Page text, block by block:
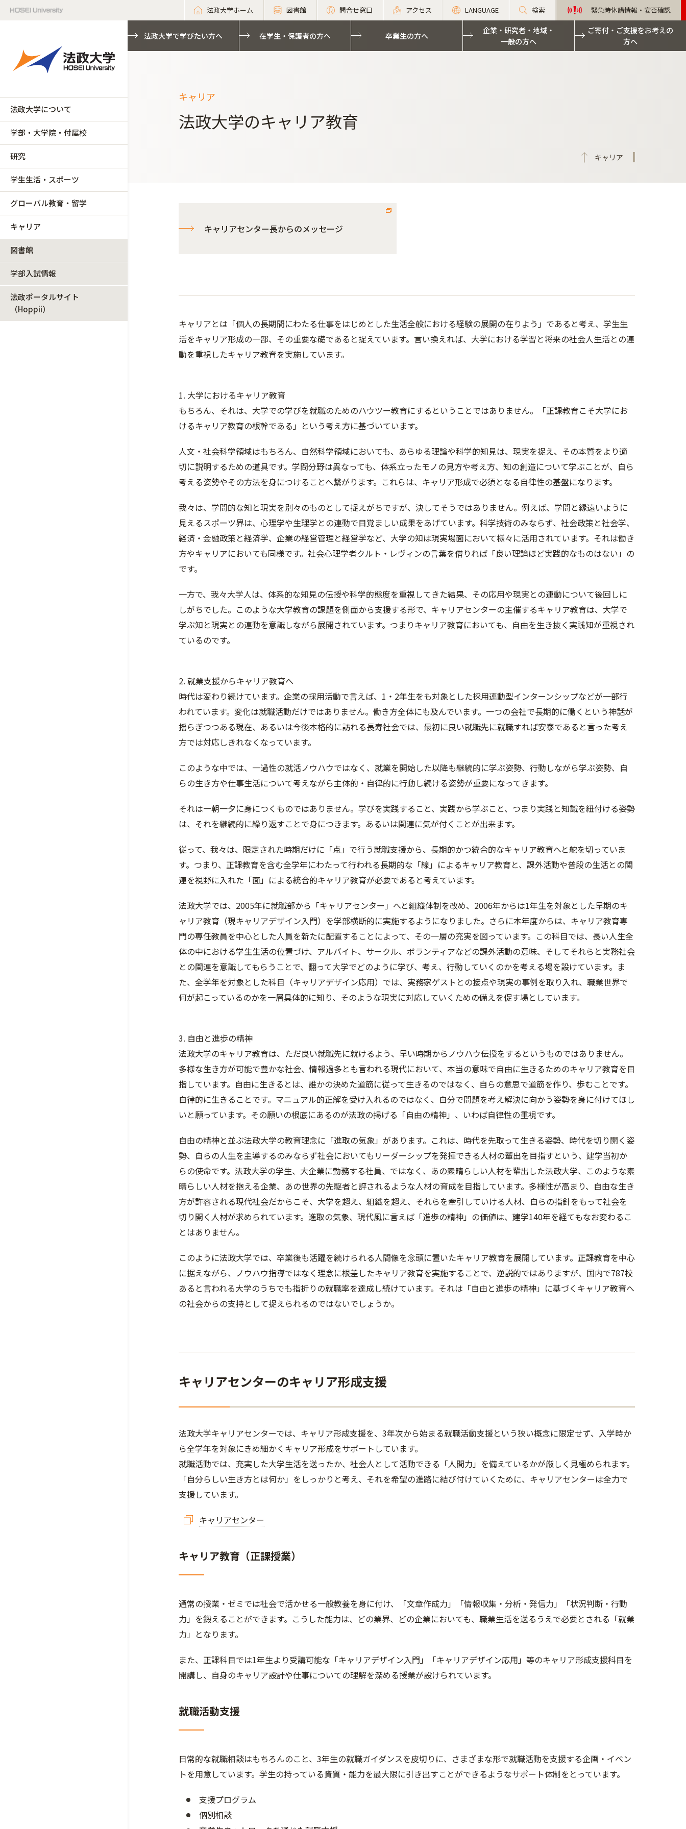
法政大学ホーム 図書館 問合せ窓口 アクセス LANGUAGE 検索 緊急時休講情報・安否確認
法政大学について
学部・大学院・付属校
研究
学生生活・スポーツ
グローバル教育・留学
キャリア
図書館
学部入試情報
法政ポータルサイト
（Hoppii）
法政大学で学びたい方へ 在学生・保護者の方へ 卒業生の方へ
企業・研究者・地域・
一般の方へ
ご寄付・ご支援をお考えの
方へ
キャリア
法政大学のキャリア教育
キャリア
キャリアセンター長からのメッセージ
キャリアとは「個人の長期間にわたる仕事をはじめとした生活全般における経験の展開の在りよう」であると考え、学生生
活をキャリア形成の一部、その重要な礎であると捉えています。言い換えれば、大学における学習と将来の社会人生活との連
動を重視したキャリア教育を実施しています。
1. 大学におけるキャリア教育
もちろん、それは、大学での学びを就職のためのハウツー教育にするということではありません。「正課教育こそ大学にお
けるキャリア教育の根幹である」という考え方に基づいています。
人文・社会科学領域はもちろん、自然科学領域においても、あらゆる理論や科学的知見は、現実を捉え、その本質をより適
切に説明するための道具です。学問分野は異なっても、体系立ったモノの見方や考え方、知の創造について学ぶことが、自ら
考える姿勢やその方法を身につけることへ繋がります。これらは、キャリア形成で必須となる自律性の基盤になります。
我々は、学問的な知と現実を別々のものとして捉えがちですが、決してそうではありません。例えば、学問と縁遠いように
見えるスポーツ界は、心理学や生理学との連動で目覚ましい成果をあげています。科学技術のみならず、社会政策と社会学、
経済・金融政策と経済学、企業の経営管理と経営学など、大学の知は現実場面において様々に活用されています。それは働き
方やキャリアにおいても同様です。社会心理学者クルト・レヴィンの言葉を借りれば「良い理論ほど実践的なものはない」の
です。
一方で、我々大学人は、体系的な知見の伝授や科学的態度を重視してきた結果、その応用や現実との連動について後回しに
しがちでした。このような大学教育の課題を側面から支援する形で、キャリアセンターの主催するキャリア教育は、大学で
学ぶ知と現実との連動を意識しながら展開されています。つまりキャリア教育においても、自由を生き抜く実践知が重視され
ているのです。
2. 就業支援からキャリア教育へ
時代は変わり続けています。企業の採用活動で言えば、1・2年生をも対象とした採用連動型インターンシップなどが一部行
われています。変化は就職活動だけではありません。働き方全体にも及んでいます。一つの会社で長期的に働くという神話が
揺らぎつつある現在、あるいは今後本格的に訪れる長寿社会では、最初に良い就職先に就職すれば安泰であると言った考え
方では対応しきれなくなっています。
このような中では、一過性の就活ノウハウではなく、就業を開始した以降も継続的に学ぶ姿勢、行動しながら学ぶ姿勢、自
らの生き方や仕事生活について考えながら主体的・自律的に行動し続ける姿勢が重要になってきます。
それは一朝一夕に身につくものではありません。学びを実践すること、実践から学ぶこと、つまり実践と知識を紐付ける姿勢
は、それを継続的に繰り返すことで身につきます。あるいは関連に気が付くことが出来ます。
従って、我々は、限定された時期だけに「点」で行う就職支援から、長期的かつ統合的なキャリア教育へと舵を切っていま
す。つまり、正課教育を含む全学年にわたって行われる長期的な「線」によるキャリア教育と、課外活動や普段の生活との関
連を視野に入れた「面」による統合的キャリア教育が必要であると考えています。
法政大学では、2005年に就職部から「キャリアセンター」へと組織体制を改め、2006年からは1年生を対象とした早期のキ
ャリア教育（現キャリアデザイン入門）を学部横断的に実施するようになりました。さらに本年度からは、キャリア教育専
門の専任教員を中心とした人員を新たに配置することによって、その一層の充実を図っています。この科目では、長い人生全
体の中における学生生活の位置づけ、アルバイト、サークル、ボランティアなどの課外活動の意味、そしてそれらと実務社会
との関連を意識してもらうことで、翻って大学でどのように学び、考え、行動していくのかを考える場を設けています。ま
た、全学年を対象とした科目（キャリアデザイン応用）では、実務家ゲストとの接点や現実の事例を取り入れ、職業世界で
何が起こっているのかを一層具体的に知り、そのような現実に対応していくための備えを促す場としています。
3. 自由と進歩の精神
法政大学のキャリア教育は、ただ良い就職先に就けるよう、早い時期からノウハウ伝授をするというものではありません。
多様な生き方が可能で豊かな社会、情報過多とも言われる現代において、本当の意味で自由に生きるためのキャリア教育を目
指しています。自由に生きるとは、誰かの決めた道筋に従って生きるのではなく、自らの意思で道筋を作り、歩むことです。
自律的に生きることです。マニュアル的正解を受け入れるのではなく、自分で問題を考え解決に向かう姿勢を身に付けてほし
いと願っています。その願いの根底にあるのが法政の掲げる「自由の精神」、いわば自律性の重視です。
自由の精神と並ぶ法政大学の教育理念に「進取の気象」があります。これは、時代を先取って生きる姿勢、時代を切り開く姿
勢、自らの人生を主導するのみならず社会においてもリーダーシップを発揮できる人材の輩出を目指すという、建学当初か
らの使命です。法政大学の学生、大企業に勤務する社員、ではなく、あの素晴らしい人材を輩出した法政大学、このような素
晴らしい人材を抱える企業、あの世界の先駆者と評されるような人材の育成を目指しています。多様性が高まり、自由な生き
方が許容される現代社会だからこそ、大学を超え、組織を超え、それらを牽引していける人材、自らの指針をもって社会を
切り開く人材が求められています。進取の気象、現代風に言えば「進歩の精神」の価値は、建学140年を経てもなお変わるこ
とはありません。
このように法政大学では、卒業後も活躍を続けられる人間像を念頭に置いたキャリア教育を展開しています。正課教育を中心
に据えながら、ノウハウ指導ではなく理念に根差したキャリア教育を実施することで、逆説的ではありますが、国内で787校
あると言われる大学のうちでも指折りの就職率を達成し続けています。それは「自由と進歩の精神」に基づくキャリア教育へ
の社会からの支持として捉えられるのではないでしょうか。
キャリアセンターのキャリア形成支援
法政大学キャリアセンターでは、キャリア形成支援を、3年次から始まる就職活動支援という狭い概念に限定せず、入学時か
ら全学年を対象にきめ細かくキャリア形成をサポートしています。
就職活動では、充実した大学生活を送ったか、社会人として活動できる「人間力」を備えているかが厳しく見極められます。
「自分らしい生き方とは何か」をしっかりと考え、それを希望の進路に結び付けていくために、キャリアセンターは全力で
支援しています。
キャリアセンター
キャリア教育（正課授業）
通常の授業・ゼミでは社会で活かせる一般教養を身に付け、「文章作成力」「情報収集・分析・発信力」「状況判断・行動
力」を鍛えることができます。こうした能力は、どの業界、どの企業においても、職業生活を送るうえで必要とされる「就業
力」となります。
また、正課科目では1年生より受講可能な「キャリアデザイン入門」「キャリアデザイン応用」等のキャリア形成支援科目を
開講し、自身のキャリア設計や仕事についての理解を深める授業が設けられています。
就職活動支援
日常的な就職相談はもちろんのこと、3年生の就職ガイダンスを皮切りに、さまざまな形で就職活動を支援する企画・イベン
トを用意しています。学生の持っている資質・能力を最大限に引き出すことができるようなサポート体制をとっています。
支援プログラム
個別相談